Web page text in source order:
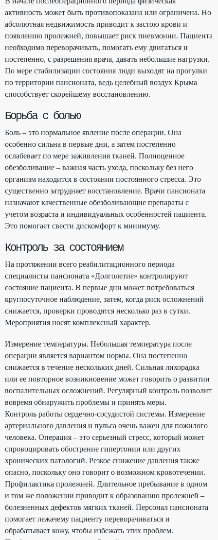
активность может быть противопоказана или ограничена. Но
абсолютная недвижимость приводит к застою крови и
появлению пролежней, повышает риск пневмонии. Пациента
необходимо переворачивать, помогать ему двигаться и
постепенно, с разрешения врача, давать небольшие нагрузки.
По мере стабилизации состояния люди выходят на прогулки
по территории пансионата, ведь целебный воздух Крыма
способствует скорейшему восстановлению.
Борьба с болью
Боль – это нормальное явление после операции. Она
особенно сильна в первые дни, а затем постепенно
ослабевает по мере заживления тканей. Полноценное
обезболивание – важная часть ухода, поскольку без него
организм находится в состоянии постоянного стресса. Это
существенно затрудняет восстановление. Врачи пансионата
назначают качественные обезболивающие препараты с
учетом возраста и индивидуальных особенностей пациента.
Это помогает свести дискомфорт к минимуму.
Контроль за состоянием
На протяжении всего реабилитационного периода
специалисты пансионата «Долголетие» контролируют
состояние пациента. В первые дни может потребоваться
круглосуточное наблюдение, затем, когда риск осложнений
снижается, проверки проводятся несколько раз в сутки.
Мероприятия носят комплексный характер.
Измерение температуры. Небольшая температура после
операции является вариантом нормы. Она постепенно
снижается в течение нескольких дней. Сильная лихорадка
или ее повторное возникновение может говорить о развитии
воспалительных осложнений. Регулярный контроль позволит
вовремя обнаружить проблемы и принять меры.
Контроль работы сердечно-сосудистой системы. Измерение
артериального давления и пульса очень важен для пожилого
человека. Операция – это серьезный стресс, который может
спровоцировать обострение гипертонии или других
хронических патологий. Резкое снижение давления также
опасно, поскольку оно говорит о возможном кровотечении.
Профилактика пролежней. Длительное пребывание в одном
и том же положении приводит к образованию пролежней –
болезненных дефектов мягких тканей. Персонал пансионата
помогает лежачему пациенту переворачиваться и
обрабатывает кожу, чтобы избежать этих проблем.